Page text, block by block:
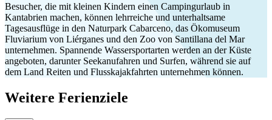
Besucher, die mit kleinen Kindern einen Campingurlaub in
Kantabrien machen, können lehrreiche und unterhaltsame
Tagesausflüge in den Naturpark Cabarceno, das Ökomuseum
Fluviarium von Liérganes und den Zoo von Santillana del Mar
unternehmen. Spannende Wassersportarten werden an der Küste
angeboten, darunter Seekanufahren und Surfen, während sie auf
dem Land Reiten und Flusskajakfahrten unternehmen können.
Weitere Ferienziele